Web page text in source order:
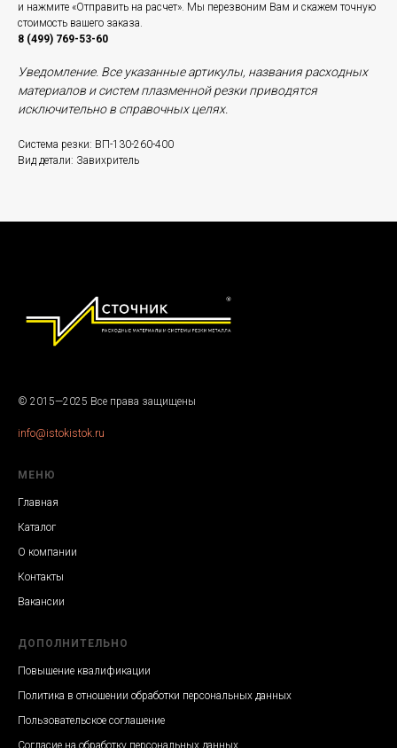
и нажмите «Отправить на расчет». Мы перезвоним Вам и скажем точную
стоимость вашего заказа.
8 (499) 769-53-60
Уведомление. Все указанные артикулы, названия расходных
материалов и систем плазменной резки приводятся
исключительно в справочных целях.
Система резки: ВП-130-260-400
Вид детали: Завихритель
© 2015—2025 Все права защищены
info@istokistok.ru
МЕНЮ
Главная
Каталог
О компании
Контакты
Вакансии
ДОПОЛНИТЕЛЬНО
Повышение квалификации
Политика в отношении обработки персональных данных
Пользовательское соглашение
Согласие на обработку персональных данных